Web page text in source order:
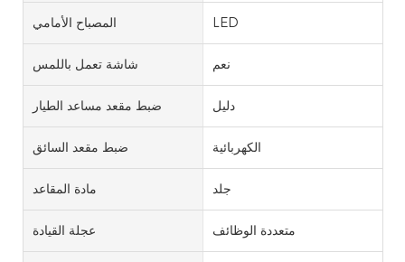
المصباح الأمامي LED
شاشة تعمل باللمس نعم
ضبط مقعد مساعد الطيار دليل
ضبط مقعد السائق الكهربائية
مادة المقاعد جلد
عجلة القيادة متعددة الوظائف